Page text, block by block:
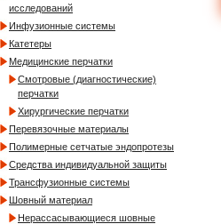
исследований
Инфузионные системы
Катетеры
Медицинские перчатки
Смотровые (диагностические)
перчатки
Хирургические перчатки
Перевязочные материалы
Полимерные сетчатые эндопротезы
Средства индивидуальной защиты
Трансфузионные системы
Шовный материал
Нерассасывающиеся шовные